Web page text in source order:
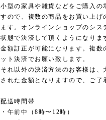
小型の家具や雑貨などをご購入の
すので、複数の商品をお買い上げ
ます。オンラインショップのシ
状態で決済して頂くようになりま
金額訂正が可能になります。複数
ット決済でお願い致します。
それ以外の決済方法のお客様は
された金額となりますので、ご了
配送時間帯
・午前中（8時〜12時）